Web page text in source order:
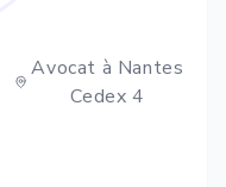
Avocat à Nantes
Cedex 4